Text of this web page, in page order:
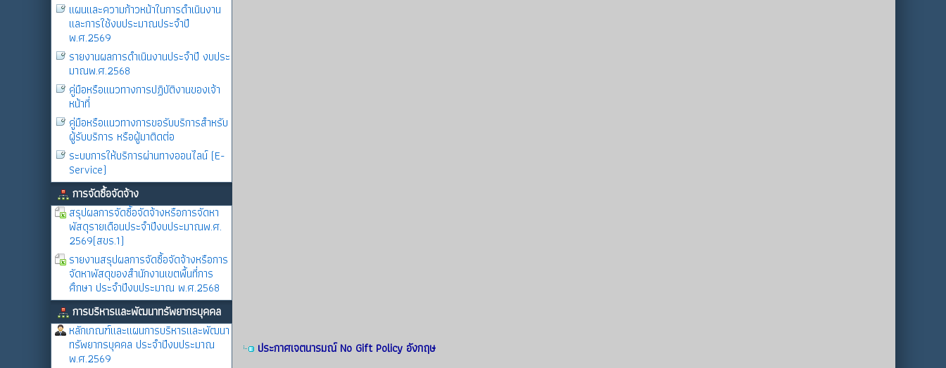
แผนและความก้าวหน้าในการดำเนินงาน
และการใช้งบประมาณประจำปี
พ.ศ.2569
รายงานผลการดำเนินงานประจำปี งบประ
มาณพ.ศ.2568
คู่มือหรือแนวทางการปฏิบัติงานของเจ้า
หน้าที่
คู่มือหรือแนวทางการขอรับบริการสำหรับ
ผู้รับบริการ หรือผู้มาติดต่อ
ระบบการให้บริการผ่านทางออนไลน์ (E-
Service)
การจัดซื้อจัดจ้าง
สรุปผลการจัดซื้อจัดจ้างหรือการจัดหา
พัสดุรายเดือนประจำปีงบประมาณพ.ศ.
2569(สขร.1)
รายงานสรุปผลการจัดซื้อจัดจ้างหรือการ
จัดหาพัสดุของสำนักงานเขตพื้นที่การ
ศึกษา ประจำปีงบประมาณ พ.ศ.2568
การบริหารและพัฒนาทรัพยากรบุคคล
หลักเกณฑ์และแผนการบริหารและพัฒนา
ทรัพยากรบุคคล ประจำปีงบประมาณ
พ.ศ.2569
ประกาศเจตนารมณ์ No Gift Policy อังกฤษ